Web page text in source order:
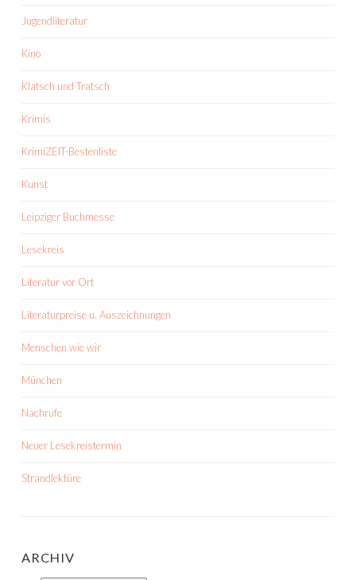
Jugendliteratur
Kino
Klatsch und Tratsch
Krimis
KrimiZEIT-Bestenliste
Kunst
Leipziger Buchmesse
Lesekreis
Literatur vor Ort
Literaturpreise u. Auszeichnungen
Menschen wie wir
München
Nachrufe
Neuer Lesekreistermin
Strandlektüre
ARCHIV